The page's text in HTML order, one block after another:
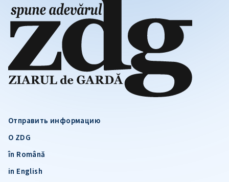
Отправить информацию
О ZDG
în Română
in English